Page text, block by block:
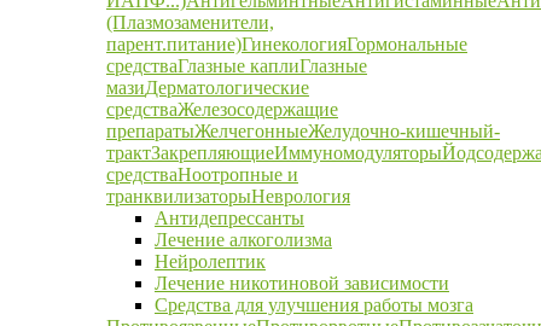
(Плазмозаменители,
парент.питание)ГинекологияГормональные
средстваГлазные каплиГлазные
мазиДерматологические
средстваЖелезосодержащие
препаратыЖелчегонныеЖелудочно-кишечный-
трактЗакрепляющиеИммуномодуляторы
средстваНоотропные и
транквилизаторыНеврология
Антидепрессанты
Лечение алкоголизма
Нейролептик
Лечение никотиновой зависимости
Средства для улучшения работы мозга